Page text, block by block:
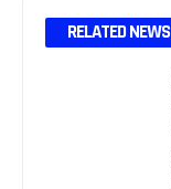
RELATED NEWS